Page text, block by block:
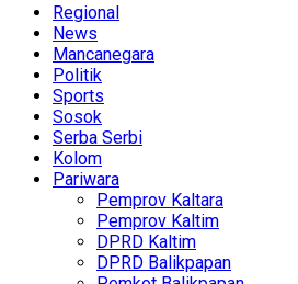
Regional
News
Mancanegara
Politik
Sports
Sosok
Serba Serbi
Kolom
Pariwara
Pemprov Kaltara
Pemprov Kaltim
DPRD Kaltim
DPRD Balikpapan